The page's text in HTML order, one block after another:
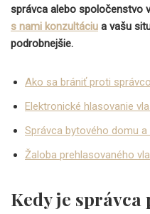
správca alebo spoločenstvo
s nami konzultáciu a vašu
podrobnejšie.
Ako sa brániť proti
Elektronické hlasovanie
Správca bytového domu a
Žaloba prehlasovaného
Kedy je